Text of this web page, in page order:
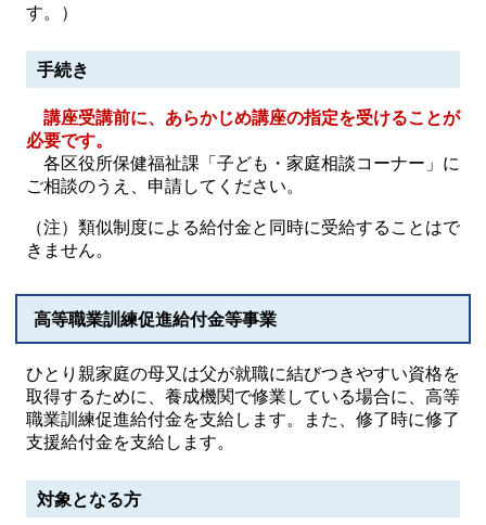
す。）
手続き
講座受講前に、あらかじめ講座の指定を受けることが
必要です。
各区役所保健福祉課「子ども・家庭相談コーナー」に
ご相談のうえ、申請してください。
（注）類似制度による給付金と同時に受給することはで
きません。
高等職業訓練促進給付金等事業
ひとり親家庭の母又は父が就職に結びつきやすい資格を
取得するために、養成機関で修業している場合に、高等
職業訓練促進給付金を支給します。また、修了時に修了
支援給付金を支給します。
対象となる方